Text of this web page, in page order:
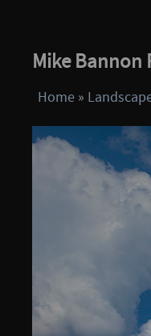
Mike
Home »